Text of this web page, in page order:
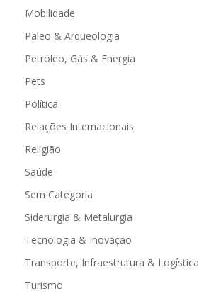
Mobilidade
Paleo & Arqueologia
Petróleo, Gás & Energia
Pets
Política
Relações Internacionais
Religião
Saúde
Sem Categoria
Siderurgia & Metalurgia
Tecnologia & Inovação
Transporte, Infraestrutura & Logística
Turismo